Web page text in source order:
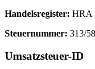
Handelsregister: HRA
Steuernummer: 313/
Umsatzsteuer-ID